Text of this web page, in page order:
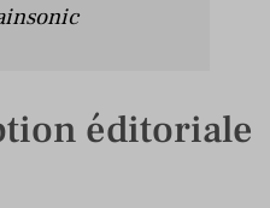
éditoriale